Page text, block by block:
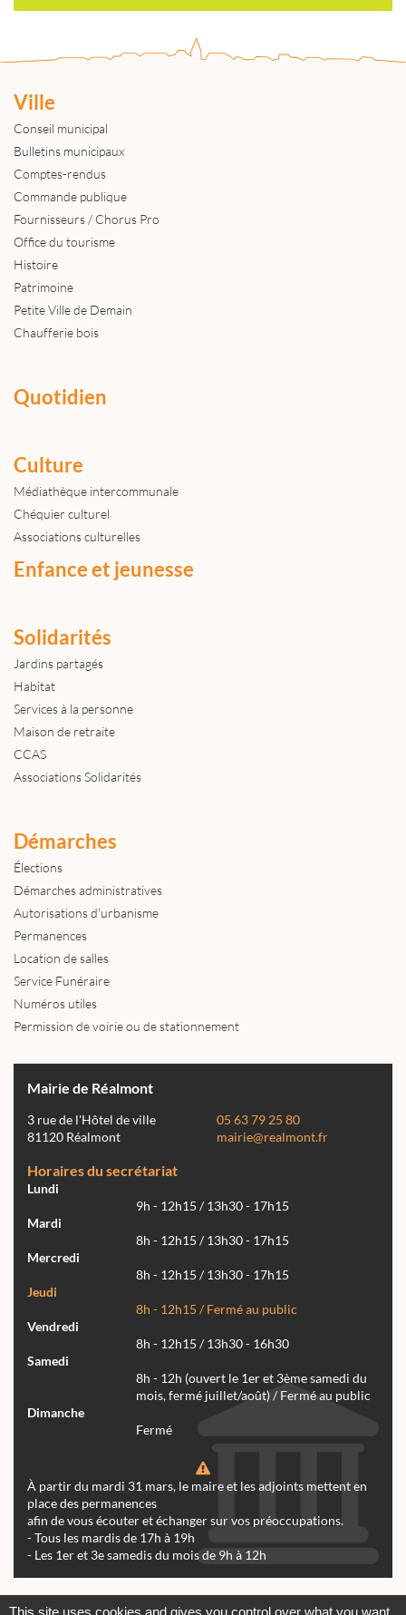
Ville
Conseil municipal
Bulletins municipaux
Comptes-rendus
Commande publique
Fournisseurs / Chorus Pro
Office du tourisme
Histoire
Patrimoine
Petite Ville de Demain
Chaufferie bois
Quotidien
Culture
Médiathèque intercommunale
Chéquier culturel
Associations culturelles
Enfance et jeunesse
Solidarités
Jardins partagés
Habitat
Services à la personne
Maison de retraite
CCAS
Associations Solidarités
Démarches
Élections
Démarches administratives
Autorisations d'urbanisme
Permanences
Location de salles
Service Funéraire
Numéros utiles
Permission de voirie ou de stationnement
Mairie de Réalmont
3 rue de l'Hôtel de ville
81120 Réalmont
05 63 79 25 80
mairie@realmont.fr
Horaires du secrétariat
Lundi
9h - 12h15 / 13h30 - 17h15
Mardi
8h - 12h15 / 13h30 - 17h15
Mercredi
8h - 12h15 / 13h30 - 17h15
Jeudi
8h - 12h15 / Fermé au public
Vendredi
8h - 12h15 / 13h30 - 16h30
Samedi
8h - 12h (ouvert le 1er et 3ème samedi du
mois, fermé juillet/août) / Fermé au public
Dimanche
Fermé
À partir du mardi 31 mars, le maire et les adjoints mettent en
place des permanences
afin de vous écouter et échanger sur vos préoccupations.
- Tous les mardis de 17h à 19h
- Les 1er et 3e samedis du mois de 9h à 12h
This site uses cookies and gives you control over what you want